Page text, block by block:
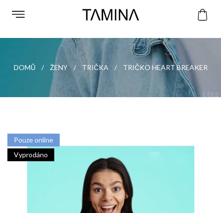
DOMŮ ŽENY TRIČKA TRIČKO HEART BREAKER
Pouze online
Vyprodáno